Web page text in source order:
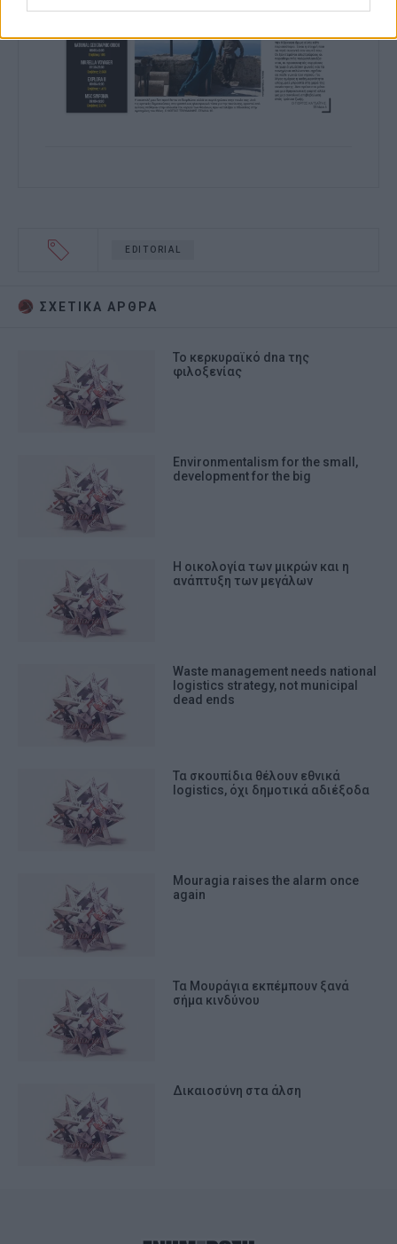
EDITORIAL
ΣΧΕΤΙΚA AΡΘΡΑ
Το κερκυραϊκό dna της
φιλοξενίας
Environmentalism for the small,
development for the big
Η οικολογία των μικρών και η
ανάπτυξη των μεγάλων
Waste management needs national
logistics strategy, not municipal
dead ends
Τα σκουπίδια θέλουν εθνικά
logistics, όχι δημοτικά αδιέξοδα
Mouragia raises the alarm once
again
Τα Μουράγια εκπέμπουν ξανά
σήμα κινδύνου
Δικαιοσύνη στα άλση